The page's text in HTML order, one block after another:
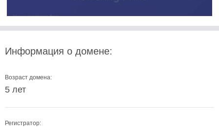
Информация о домене:
Возраст домена:
5 лет
Регистратор: